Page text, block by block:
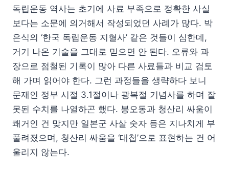
독립운동 역사는 초기에 사료 부족으로 정확한 사실
보다는 소문에 의거해서 작성되었던 사례가 많다. 박
은식의 ‘한국 독립운동 지혈사’ 같은 것들이 심한데,
거기 나온 기술을 그대로 믿으면 안 된다. 오류와 과
장으로 점철된 기록이 많아 다른 사료들과 비교 검토
해 가며 읽어야 한다. 그런 과정들을 생략하다 보니
문재인 정부 시절 3.1절이나 광복절 기념사를 하며 잘
못된 수치를 나열하곤 했다. 봉오동과 청산리 싸움이
쾌거인 건 맞지만 일본군 사살 숫자 등은 지나치게 부
풀려졌으며, 청산리 싸움을 ‘대첩’으로 표현하는 건 어
울리지 않는다.